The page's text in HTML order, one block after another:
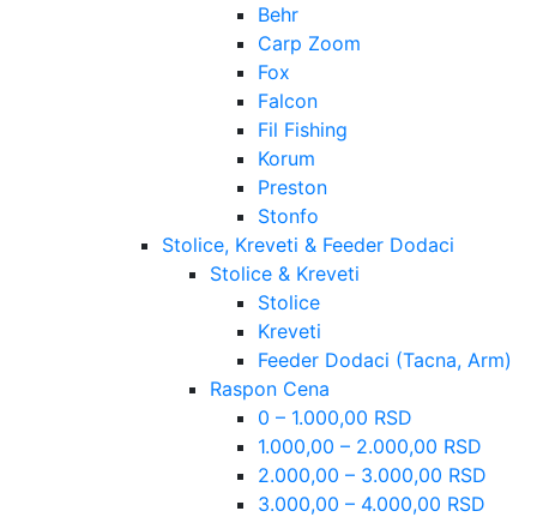
Behr
Carp Zoom
Fox
Falcon
Fil Fishing
Korum
Preston
Stonfo
Stolice, Kreveti & Feeder Dodaci
Stolice & Kreveti
Stolice
Kreveti
Feeder Dodaci (Tacna, Arm)
Raspon Cena
0 – 1.000,00 RSD
1.000,00 – 2.000,00 RSD
2.000,00 – 3.000,00 RSD
3.000,00 – 4.000,00 RSD